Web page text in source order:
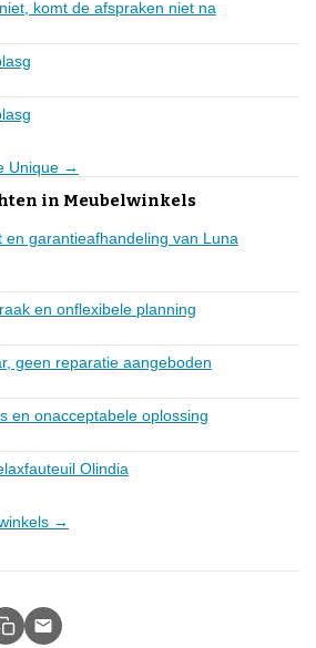
komt de afspraken niet na
Unique →
in Meubelwinkels
en garantieafhandeling van Luna
en onflexibele planning
geen reparatie aangeboden
en onacceptabele oplossing
Olindia
→